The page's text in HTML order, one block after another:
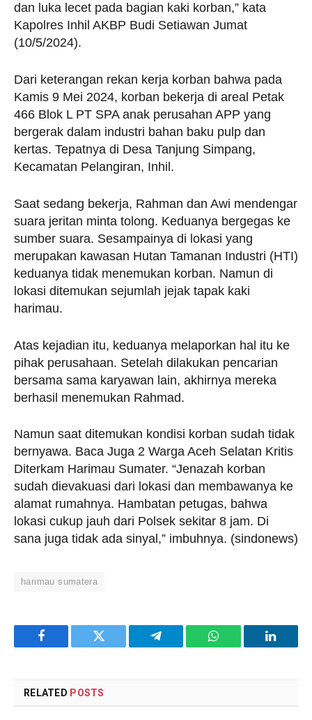
dan luka lecet pada bagian kaki korban,” kata
Kapolres Inhil AKBP Budi Setiawan Jumat
(10/5/2024).
Dari keterangan rekan kerja korban bahwa pada
Kamis 9 Mei 2024, korban bekerja di areal Petak
466 Blok L PT SPA anak perusahan APP yang
bergerak dalam industri bahan baku pulp dan
kertas. Tepatnya di Desa Tanjung Simpang,
Kecamatan Pelangiran, Inhil.
Saat sedang bekerja, Rahman dan Awi mendengar
suara jeritan minta tolong. Keduanya bergegas ke
sumber suara. Sesampainya di lokasi yang
merupakan kawasan Hutan Tamanan Industri (HTI)
keduanya tidak menemukan korban. Namun di
lokasi ditemukan sejumlah jejak tapak kaki
harimau.
Atas kejadian itu, keduanya melaporkan hal itu ke
pihak perusahaan. Setelah dilakukan pencarian
bersama sama karyawan lain, akhirnya mereka
berhasil menemukan Rahmad.
Namun saat ditemukan kondisi korban sudah tidak
bernyawa. Baca Juga 2 Warga Aceh Selatan Kritis
Diterkam Harimau Sumater. “Jenazah korban
sudah dievakuasi dari lokasi dan membawanya ke
alamat rumahnya. Hambatan petugas, bahwa
lokasi cukup jauh dari Polsek sekitar 8 jam. Di
sana juga tidak ada sinyal,” imbuhnya. (sindonews)
harimau sumatera
Facebook Twitter Telegram WhatsApp
RELATED POSTS